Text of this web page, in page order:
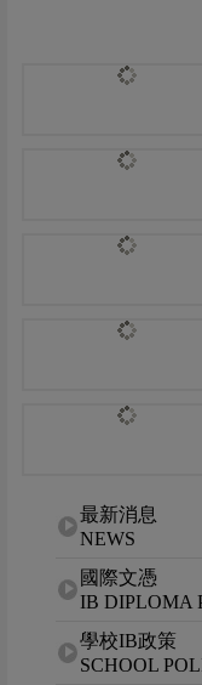
網站選單最新消息
NEWS
國際文憑
IB DIPLOMA
學校IB政策
SCHOOL